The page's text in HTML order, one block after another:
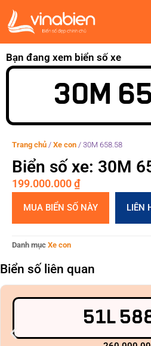
Bạn đang xem biển số xe
30M
Trang chủ / Xe con / 30M 658.58
Biển số xe: 30M
199.000.000₫
MUA BIỂN SỐ NÀY LIÊN
Danh mục Xe con
Biển số liên quan
51L